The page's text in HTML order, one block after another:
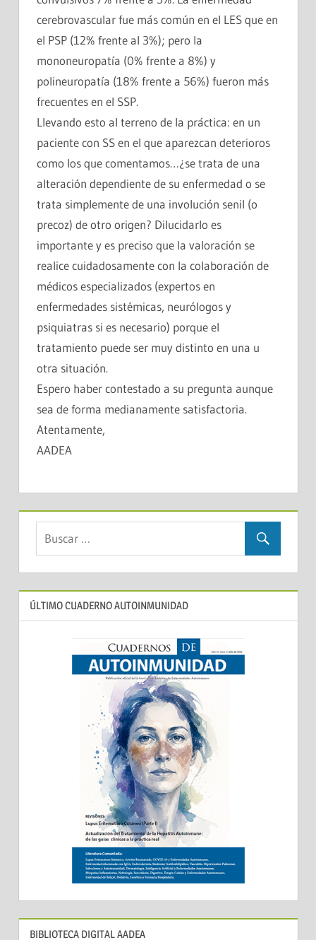
cerebrovascular fue más común en el LES que en
el PSP (12% frente al 3%); pero la
mononeuropatía (0% frente a 8%) y
polineuropatía (18% frente a 56%) fueron más
frecuentes en el SSP.
Llevando esto al terreno de la práctica: en un
paciente con SS en el que aparezcan deterioros
como los que comentamos…¿se trata de una
alteración dependiente de su enfermedad o se
trata simplemente de una involución senil (o
precoz) de otro origen? Dilucidarlo es
importante y es preciso que la valoración se
realice cuidadosamente con la colaboración de
médicos especializados (expertos en
enfermedades sistémicas, neurólogos y
psiquiatras si es necesario) porque el
tratamiento puede ser muy distinto en una u
otra situación.
Espero haber contestado a su pregunta aunque
sea de forma medianamente satisfactoria.
Atentamente,
AADEA
ÚLTIMO CUADERNO AUTOINMUNIDAD
BIBLIOTECA DIGITAL AADEA